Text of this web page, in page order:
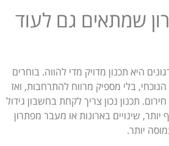
שמתאים גם לעוד
היא תכנון מדויק מדי להווה. בוחרים
בלי מספיק מרווח להתרחבות, ואז
תכנון נכון צריך לקחת בחשבון גידול
שינויים בארונות או מעבר מפתרון
יותר.